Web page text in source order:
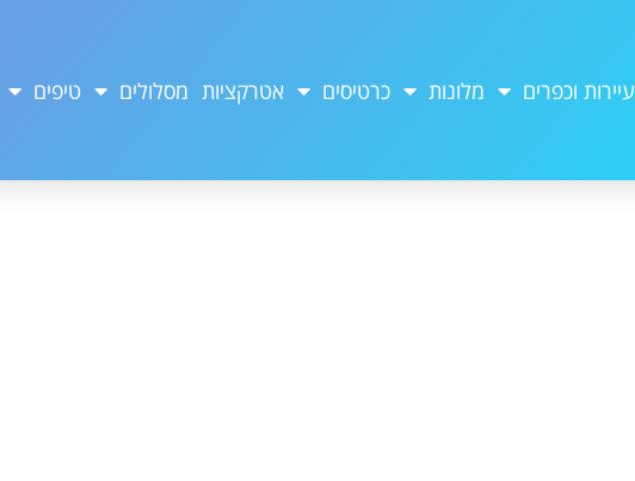
עיירות וכפרים מלונות כרטיסים אטרקציות מסלולים טיפים